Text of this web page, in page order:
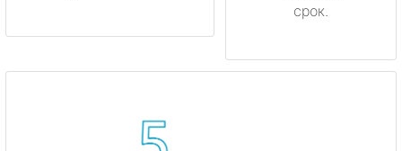
срок.